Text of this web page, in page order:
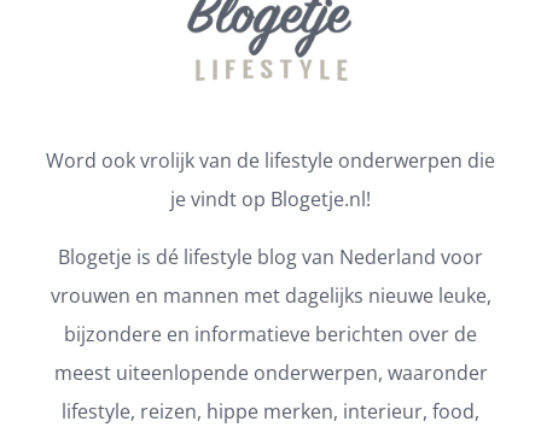
Word ook vrolijk van de lifestyle onderwerpen die
je vindt op Blogetje.nl!
Blogetje is dé lifestyle blog van Nederland voor
vrouwen en mannen met dagelijks nieuwe leuke,
bijzondere en informatieve berichten over de
meest uiteenlopende onderwerpen, waaronder
lifestyle, reizen, hippe merken, interieur, food,